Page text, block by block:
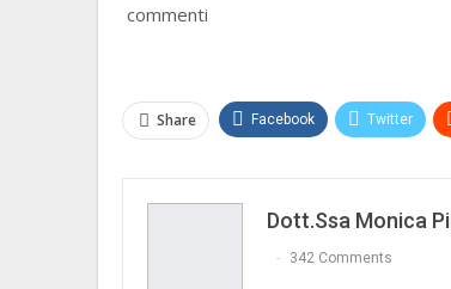
commenti
Share Facebook Twitter
Dott.ssa Monica
342 Comments